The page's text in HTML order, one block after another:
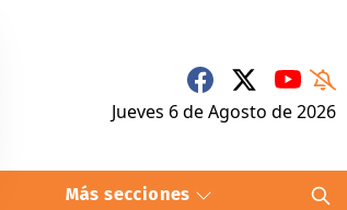
Jueves 6deAgosto de 2026
Más secciones